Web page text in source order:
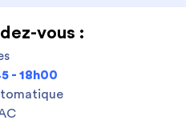
vous :
- 18h00